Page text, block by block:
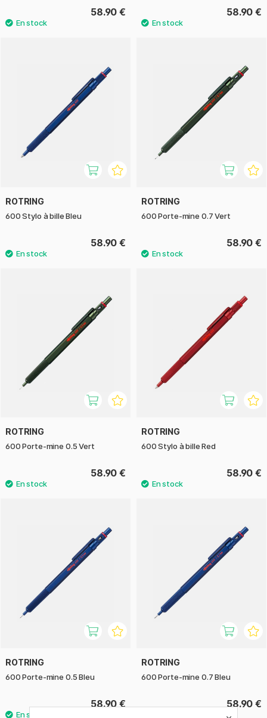
58.90 € 58.90 €
ROTRING
600 Stylo à bille Bleu
58.90 €
ROTRING
600 Porte-mine 0.7 Vert
58.90 €
ROTRING
600 Porte-mine 0.5 Vert
58.90 €
ROTRING
600 Stylo à bille Red
58.90 €
ROTRING
600 Porte-mine 0.5 Bleu
58.90 €
ROTRING
600 Porte-mine 0.7 Bleu
58.90 €